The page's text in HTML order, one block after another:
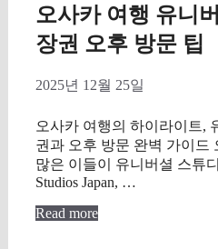
오사카 여행 유니
장권 오후 방문 팁
2025년 12월 25일
오사카 여행의 하이라이트,
권과 오후 방문 완벽 가이드
많은 이들이 유니버셜 스튜
Studios Japan, …
Read more